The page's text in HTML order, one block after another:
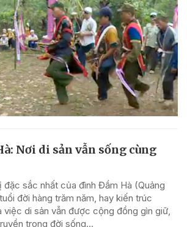
Nơi di sản vẫn sống cùng
đặc sắc nhất của đình Đầm Hà (Quảng
đời hàng trăm năm, hay kiến trúc
việc di sản vẫn được cộng đồng gìn giữ,
trong đời sống...